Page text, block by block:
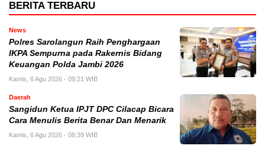
BERITA TERBARU
News
Polres Sarolangun Raih Penghargaan
IKPA Sempurna pada Rakernis Bidang
Keuangan Polda Jambi 2026
Kamis, 6 Agu 2026 - 09:21 WIB
Daerah
Sangidun Ketua IPJT DPC Cilacap Bicara
Cara Menulis Berita Benar Dan Menarik
Kamis, 6 Agu 2026 - 08:39 WIB